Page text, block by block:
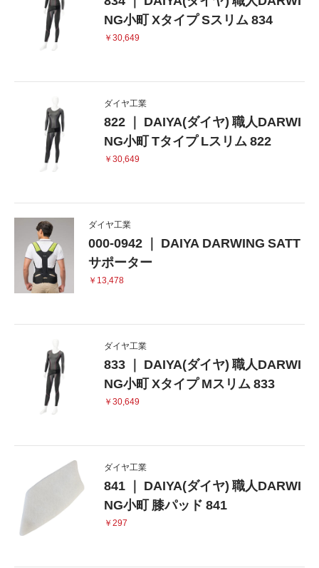
NG小町 Xタイプ Sスリム 834
￥30,649
ダイヤ工業
822 ｜ DAIYA(ダイヤ) 職人DARWI
NG小町 Tタイプ Lスリム 822
￥30,649
ダイヤ工業
000-0942 ｜ DAIYA DARWING SATT
サポーター
￥13,478
ダイヤ工業
833 ｜ DAIYA(ダイヤ) 職人DARWI
NG小町 Xタイプ Mスリム 833
￥30,649
ダイヤ工業
841 ｜ DAIYA(ダイヤ) 職人DARWI
NG小町 膝パッド 841
￥297